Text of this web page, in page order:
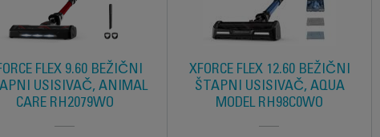
FLEX 9.60 BEŽIČNI
USISIVAČ, ANIMAL
CARE RH2079WO
XFORCE FLEX 12.60 BEŽIČNI
ŠTAPNI USISIVAČ, AQUA
MODEL RH98C0WO